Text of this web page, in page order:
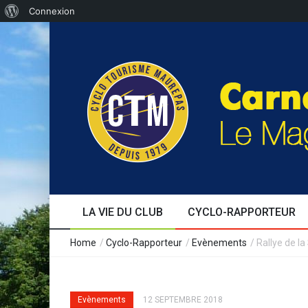
LA VIE DU CLUB CYCLO-RAPPORTEUR
Home / Cyclo-Rapporteur / Evènements / Rallye de
Evènements 12 SEPTEMBRE 2018
Connexion